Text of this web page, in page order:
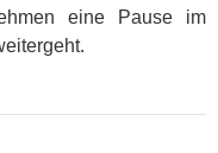
eine Pause im